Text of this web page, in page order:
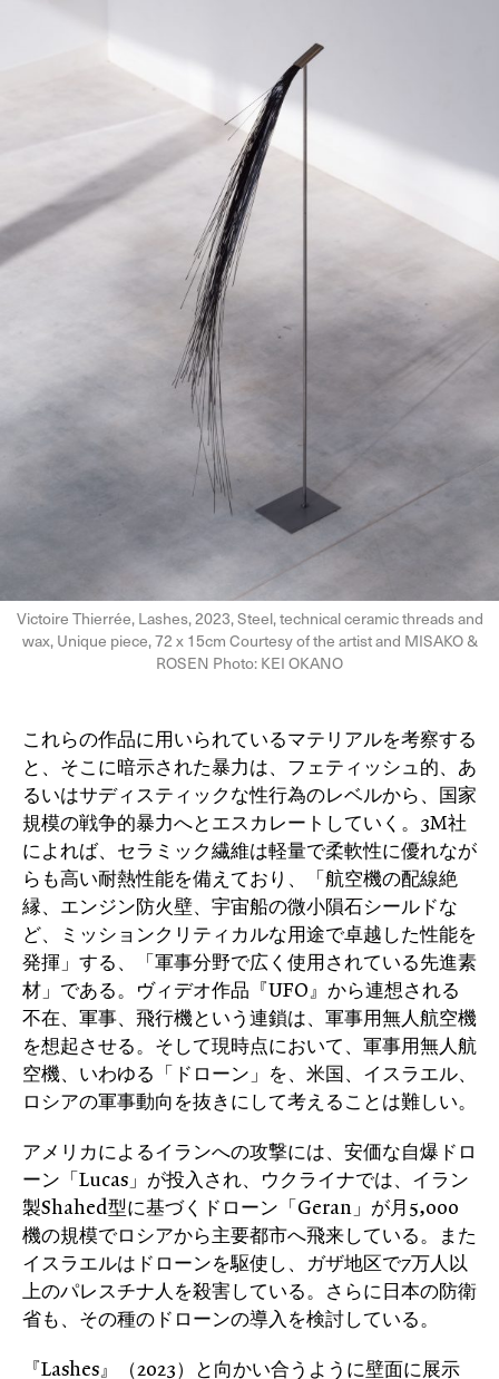
Victoire Thierrée, Lashes, 2023, Steel, technical ceramic threads and
wax, Unique piece, 72 x 15cm Courtesy of the artist and MISAKO &
ROSEN Photo: KEI OKANO
これらの作品に用いられているマテリアルを考察する
と、そこに暗示された暴力は、フェティッシュ的、あ
るいはサディスティックな性行為のレベルから、国家
規模の戦争的暴力へとエスカレートしていく。3M社
によれば、セラミック繊維は軽量で柔軟性に優れなが
らも高い耐熱性能を備えており、「航空機の配線絶
縁、エンジン防火壁、宇宙船の微小隕石シールドな
ど、ミッションクリティカルな用途で卓越した性能を
発揮」する、「軍事分野で広く使用されている先進素
材」である。ヴィデオ作品『UFO』から連想される
不在、軍事、飛行機という連鎖は、軍事用無人航空機
を想起させる。そして現時点において、軍事用無人航
空機、いわゆる「ドローン」を、米国、イスラエル、
ロシアの軍事動向を抜きにして考えることは難しい。
アメリカによるイランへの攻撃には、安価な自爆ドロ
ーン「Lucas」が投入され、ウクライナでは、イラン
製Shahed型に基づくドローン「Geran」が月5,000
機の規模でロシアから主要都市へ飛来している。また
イスラエルはドローンを駆使し、ガザ地区で7万人以
上のパレスチナ人を殺害している。さらに日本の防衛
省も、その種のドローンの導入を検討している。
『Lashes』（2023）と向かい合うように壁面に展示